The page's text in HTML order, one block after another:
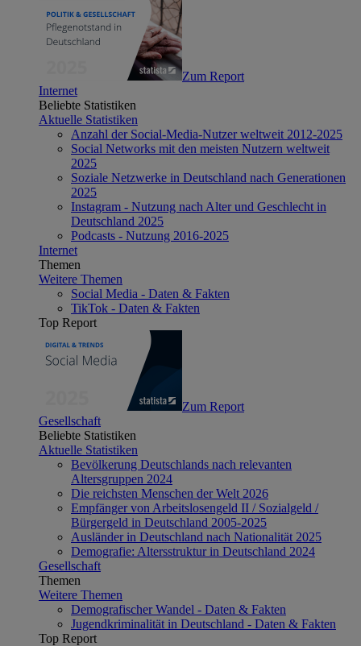
Zum Report
Internet
Beliebte Statistiken
Aktuelle Statistiken
Anzahl der Social-Media-Nutzer weltweit 2012-2025
Social Networks mit den meisten Nutzern weltweit
2025
Soziale Netzwerke in Deutschland nach Generationen
2025
Instagram - Nutzung nach Alter und Geschlecht in
Deutschland 2025
Podcasts - Nutzung 2016-2025
Internet
Themen
Weitere Themen
Social Media - Daten & Fakten
TikTok - Daten & Fakten
Top Report
Zum Report
Gesellschaft
Beliebte Statistiken
Aktuelle Statistiken
Bevölkerung Deutschlands nach relevanten
Altersgruppen 2024
Die reichsten Menschen der Welt 2026
Empfänger von Arbeitslosengeld II / Sozialgeld /
Bürgergeld in Deutschland 2005-2025
Ausländer in Deutschland nach Nationalität 2025
Demografie: Altersstruktur in Deutschland 2024
Gesellschaft
Themen
Weitere Themen
Demografischer Wandel - Daten & Fakten
Jugendkriminalität in Deutschland - Daten & Fakten
Top Report